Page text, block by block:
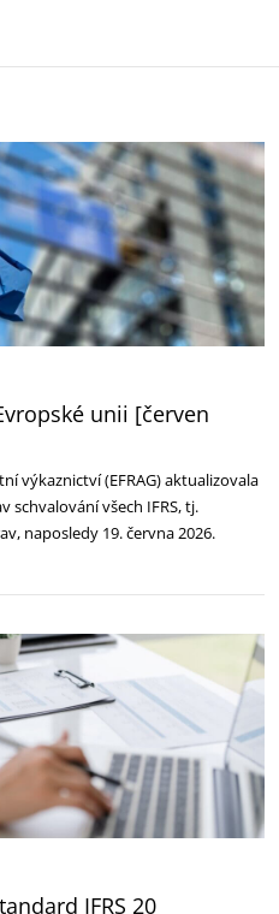
unii [červen
výkaznictví (EFRAG) aktualizovala
schvalování všech IFRS, tj.
naposledy 19. června 2026.
IFRS 20